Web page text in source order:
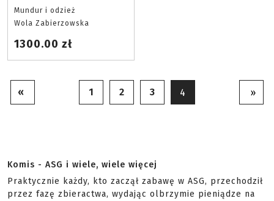
Mundur i odzież
Wola Zabierzowska
1300.00 zł
« 1 2 3 4 »
Komis - ASG i wiele, wiele więcej
Praktycznie każdy, kto zaczął zabawę w ASG, przechodził
przez fazę zbieractwa, wydając olbrzymie pieniądze na